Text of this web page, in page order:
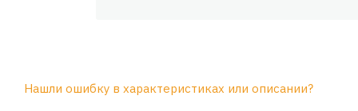
Нашли ошибку в характеристиках или описании?